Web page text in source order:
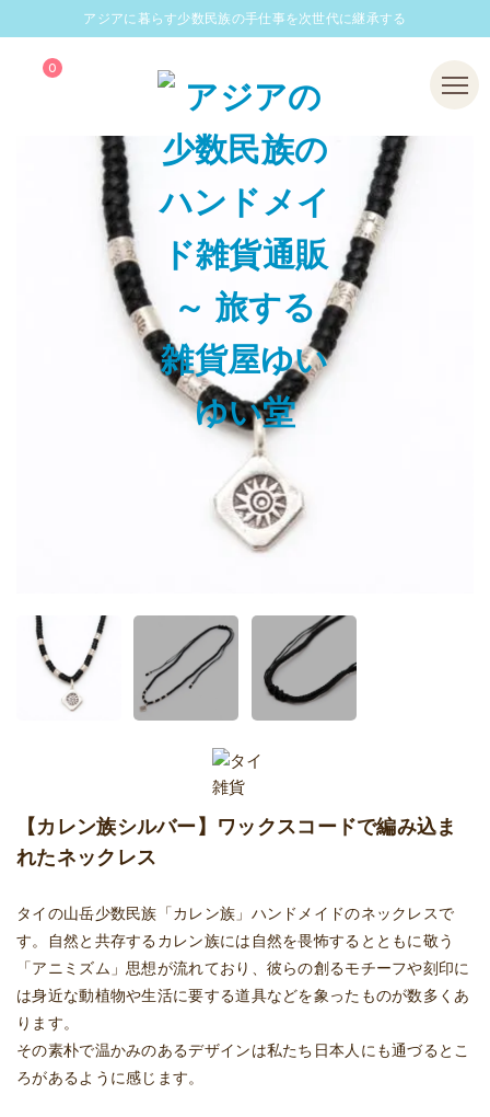
アジアに暮らす少数民族の手仕事を次世代に継承する
0 Menu
【カレン族シルバー】ワックスコードで編み込ま
れたネックレス
タイの山岳少数民族「カレン族」ハンドメイドのネックレスで
す。自然と共存するカレン族には自然を畏怖するとともに敬う
「アニミズム」思想が流れており、彼らの創るモチーフや刻印に
は身近な動植物や生活に要する道具などを象ったものが数多くあ
ります。
その素朴で温かみのあるデザインは私たち日本人にも通づるとこ
ろがあるように感じます。